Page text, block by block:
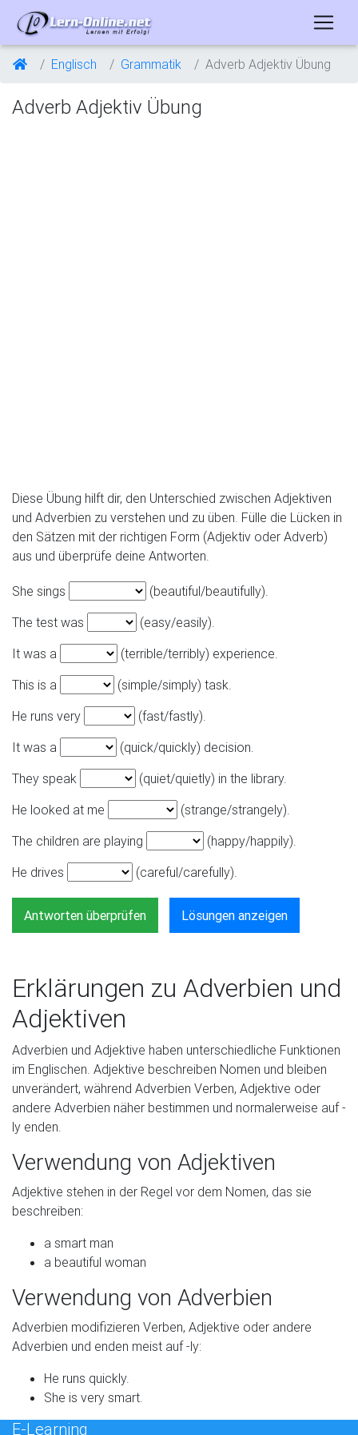
Englisch Grammatik Adverb Adjektiv Übung
Adverb Adjektiv Übung
Diese Übung hilft dir, den Unterschied zwischen Adjektiven
und Adverbien zu verstehen und zu üben. Fülle die Lücken in
den Sätzen mit der richtigen Form (Adjektiv oder Adverb)
aus und überprüfe deine Antworten.
She sings
(beautiful/beautifully).
The test was
(easy/easily).
It was a
(terrible/terribly) experience.
This is a
(simple/simply) task.
He runs very
(fast/fastly).
It was a
(quick/quickly) decision.
They speak
(quiet/quietly) in the library.
He looked at me
(strange/strangely).
The children are playing
(happy/happily).
He drives
(careful/carefully).
Antworten überprüfen Lösungen anzeigen
Erklärungen zu Adverbien und
Adjektiven
Adverbien und Adjektive haben unterschiedliche Funktionen
im Englischen. Adjektive beschreiben Nomen und bleiben
unverändert, während Adverbien Verben, Adjektive oder
andere Adverbien näher bestimmen und normalerweise auf -
ly enden.
Verwendung von Adjektiven
Adjektive stehen in der Regel vor dem Nomen, das sie
beschreiben:
a smart man
a beautiful woman
Verwendung von Adverbien
Adverbien modifizieren Verben, Adjektive oder andere
Adverbien und enden meist auf -ly:
He runs quickly.
She is very smart.
E-Learning